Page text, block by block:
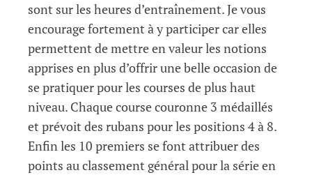
sont sur les heures d’entraînement. Je vous
encourage fortement à y participer car elles
permettent de mettre en valeur les notions
apprises en plus d’offrir une belle occasion de
se pratiquer pour les courses de plus haut
niveau. Chaque course couronne 3 médaillés
et prévoit des rubans pour les positions 4 à 8.
Enfin les 10 premiers se font attribuer des
points au classement général pour la série en